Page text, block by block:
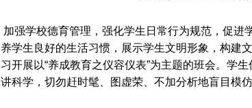
加强学校德育管理，强化学生日常行为规范，促
养学生良好的生活习惯，展示学生文明形象，构建
习开展以“养成教育之仪容仪表”为主题的班会。学
讲科学，切勿赶时髦、图虚荣、不加分析地盲目模